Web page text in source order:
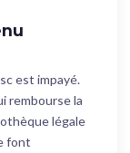
est impayé.
rembourse la
légale
font